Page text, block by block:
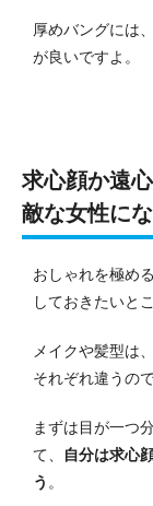
厚めバングには
が良いですよ。
求心顔か遠
敵な女性にな
おしゃれを極め
しておきたいとこ
メイクや髪型は
それぞれ違うので
まずは目が一つ
て、
自分は求心
う 。